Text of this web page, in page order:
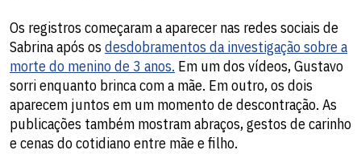
Os registros começaram a aparecer nas redes sociais de
Sabrina após os desdobramentos da investigação sobre a
morte do menino de 3 anos. Em um dos vídeos, Gustavo
sorri enquanto brinca com a mãe. Em outro, os dois
aparecem juntos em um momento de descontração. As
publicações também mostram abraços, gestos de carinho
e cenas do cotidiano entre mãe e filho.